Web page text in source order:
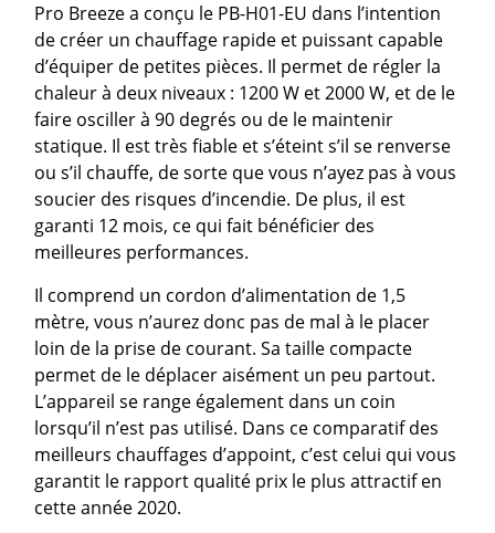
Pro Breeze a conçu le PB-H01-EU dans l’intention
de créer un chauffage rapide et puissant capable
d’équiper de petites pièces. Il permet de régler la
chaleur à deux niveaux : 1200 W et 2000 W, et de le
faire osciller à 90 degrés ou de le maintenir
statique. Il est très fiable et s’éteint s’il se renverse
ou s’il chauffe, de sorte que vous n’ayez pas à vous
soucier des risques d’incendie. De plus, il est
garanti 12 mois, ce qui fait bénéficier des
meilleures performances.
Il comprend un cordon d’alimentation de 1,5
mètre, vous n’aurez donc pas de mal à le placer
loin de la prise de courant. Sa taille compacte
permet de le déplacer aisément un peu partout.
L’appareil se range également dans un coin
lorsqu’il n’est pas utilisé. Dans ce comparatif des
meilleurs chauffages d’appoint, c’est celui qui vous
garantit le rapport qualité prix le plus attractif en
cette année 2020.